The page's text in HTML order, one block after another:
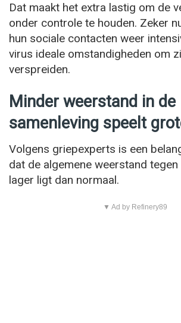
Dat maakt het extra lastig om de
onder controle te houden. Zeker
hun sociale contacten weer
virus ideale omstandigheden om
verspreiden.
Minder weerstand in de
samenleving speelt
Volgens griepexperts is een
dat de algemene weerstand
lager ligt dan normaal.
▼ Ad by Refinery89